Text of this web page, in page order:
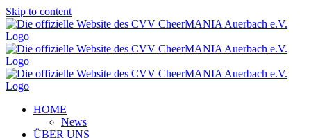
Skip to content
HOME
News
ÜBER UNS